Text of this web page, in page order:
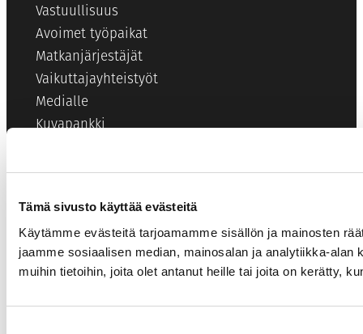
Tämä sivusto käyttää evästeitä
Käytämme evästeitä tarjoamamme sisällön ja mainosten
jaamme sosiaalisen median, mainosalan ja analytiikka-
muihin tietoihin, joita olet antanut heille tai joita on kerätty,
Vastuullisuus
Avoimet työpaikat
Matkanjärjestäjät
Vaikuttajayhteistyöt
Medialle
Kuvapankki
Varausehdot
Evästeet
Matkapaketit
Saavutettavuusseloste
© Kassiopeia Finland Oy 2026